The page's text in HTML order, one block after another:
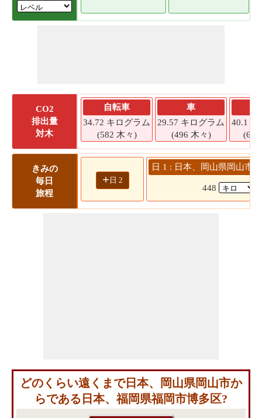
CO2
排出量
対木
自転車
34.72 キログラム
(582 木々)
車
29.57 キログラム
(496 木々)
40.1 キ
きみの
毎日
旅程
+ 日 2
日 1 : 日本、岡山県岡山市
448
どのくらい遠くまで日本、岡山県岡山市か
らである日本、福岡県福岡市博多区?